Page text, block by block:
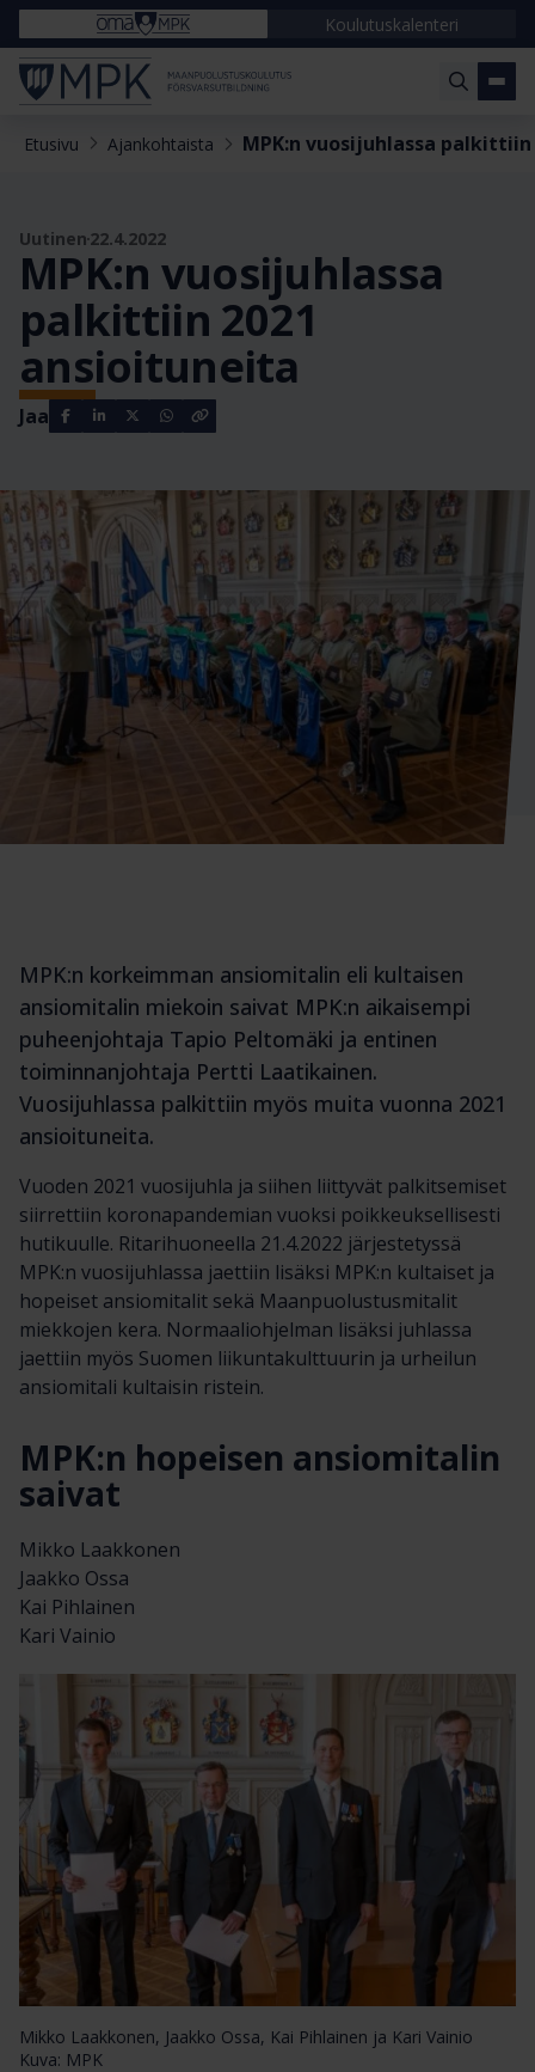
Koulutuskalenteri
Etusivu Ajankohtaista MPK:n vuosijuhlassa
Uutinen 22.4.2022
MPK:n vuosijuhlassa
palkittiin 2021
ansioituneita
Jaa
MPK:n korkeimman ansiomitalin eli kultaisen
ansiomitalin miekoin saivat MPK:n aikaisempi
puheenjohtaja Tapio Peltomäki ja entinen
toiminnanjohtaja Pertti Laatikainen.
Vuosijuhlassa palkittiin myös muita vuonna 2021
ansioituneita.
Vuoden 2021 vuosijuhla ja siihen liittyvät palkitsemiset
siirrettiin koronapandemian vuoksi poikkeuksellisesti
hutikuulle. Ritarihuoneella 21.4.2022 järjestetyssä
MPK:n vuosijuhlassa jaettiin lisäksi MPK:n kultaiset ja
hopeiset ansiomitalit sekä Maanpuolustusmitalit
miekkojen kera. Normaaliohjelman lisäksi juhlassa
jaettiin myös Suomen liikuntakulttuurin ja urheilun
ansiomitali kultaisin ristein.
MPK:n hopeisen ansiomitalin
saivat
Mikko Laakkonen
Jaakko Ossa
Kai Pihlainen
Kari Vainio
Mikko Laakkonen, Jaakko Ossa, Kai Pihlainen ja Kari Vainio
Kuva: MPK